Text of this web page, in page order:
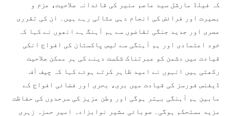
کہ فیلڈ مارشل سید عاصم منیر کی قائدانہ صلاحیت، عزم و
بصیرت اور فرائض کی انجام دہی مثالی رہے ہیں۔ ان کی تقرری
عصری اور جدید جنگی تقاضوں سے ہم آہنگ ہے انھوں نے کہا کہ
خود اعتمادی اور ہم آہنگی سے لیس پاکستان کی افواج انکی
قیادت میں دشمن کو عبرتناک شکست دینے کی ہر ممکن صلاحیت
رکھتی ہیں انہوں نے امید ظاہر کرتے ہوئے کہا کہ چیف آف
ڈیفنس فورسز کی قیادت میں بری، بحری اور فضائی افواج کے
مابین ہم آہنگی بہتر ہوگی اور وطن عزیز کی سرحدوں کی حفاظت
مزید مستحکم ہوگی۔ صوبائی مشیر نوابزادہ امیر حمزہ زہری